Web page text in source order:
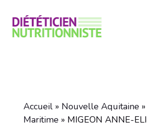
contenu
Accueil » Nouvelle Aquitaine »
Maritime » MIGEON ANNE-